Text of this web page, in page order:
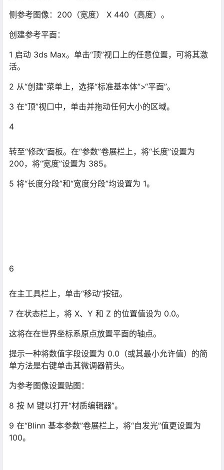
侧参考图像：200（宽度） X 440（高度）。
创建参考平面：
1 启动 3ds Max。单击“顶”视口上的任意位置，可将其激
活。
2 从“创建”菜单上，选择“标准基本体”>“平面”。
3 在“顶”视口中，单击并拖动任何大小的区域。
4
转至“修改”面板。在“参数”卷展栏上，将“长度”设置为
200，将“宽度”设置为 385。
5 将“长度分段”和“宽度分段”均设置为 1。
7 在状态栏上，将 X、Y 和 Z 的位置值设为 0.0。
这将在在世界坐标系原点放置平面的轴点。
提示一种将数值字段设置为 0.0（或其最小允许值）的简
8 按 M 键以打开“材质编辑器”。
9 在“Blinn 基本参数”卷展栏上，将“自发光”值更设置为
这样做有助于在无需借助任何场景灯光的情况下看到贴